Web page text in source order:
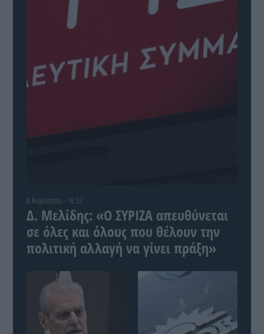
8 Αυγούστου - 16:37
Δ. Μελίδης: «Ο ΣΥΡΙΖΑ απευθύνεται
σε όλες και όλους που θέλουν την
πολιτική αλλαγή να γίνει πράξη»